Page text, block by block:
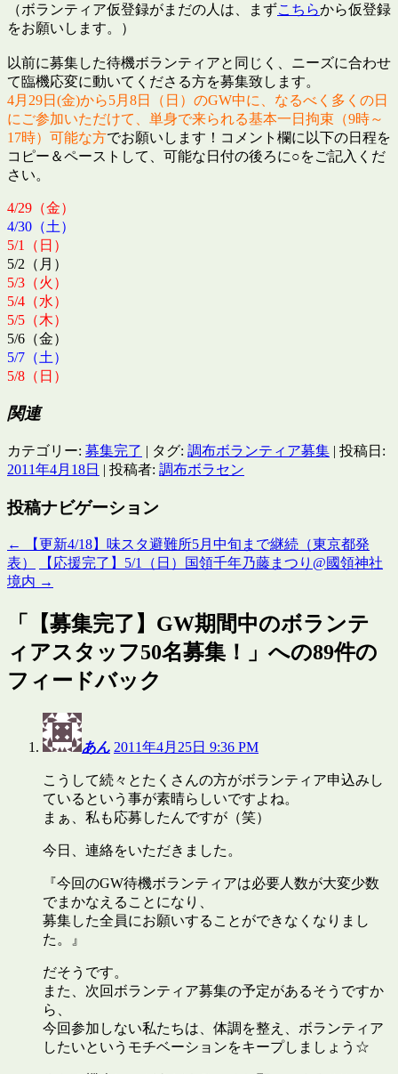
（ボランティア仮登録がまだの人は、まずこちらから仮登録
をお願いします。）
以前に募集した待機ボランティアと同じく、ニーズに合わせ
て臨機応変に動いてくださる方を募集致します。
4月29日(金)から5月8日（日）のGW中に、なるべく多くの日
にご参加いただけて、単身で来られる基本一日拘束（9時～
17時）可能な方でお願いします！コメント欄に以下の日程を
コピー＆ペーストして、可能な日付の後ろに○をご記入くだ
さい。
4/29（金）
4/30（土）
5/1（日）
5/2（月）
5/3（火）
5/4（水）
5/5（木）
5/6（金）
5/7（土）
5/8（日）
関連
カテゴリー: 募集完了 | タグ: 調布ボランティア募集 | 投稿日:
2011年4月18日 | 投稿者: 調布ボラセン
投稿ナビゲーション
←
【更新4/18】味スタ避難所5月中旬まで継続（東京都発
表）
【応援完了】5/1（日）国領千年乃藤まつり@國領神社
境内 →
「
【募集完了】GW期間中のボランテ
ィアスタッフ50名募集！
」への89件の
フィードバック
あん 2011年4月25日 9:36 PM
こうして続々とたくさんの方がボランティア申込みし
ているという事が素晴らしいですよね。
まぁ、私も応募したんですが（笑）
今日、連絡をいただきました。
『今回のGW待機ボランティアは必要人数が大変少数
でまかなえることになり、
募集した全員にお願いすることができなくなりまし
た。』
だそうです。
また、次回ボランティア募集の予定があるそうですか
ら、
今回参加しない私たちは、体調を整え、ボランティア
したいというモチベーションをキープしましょう☆